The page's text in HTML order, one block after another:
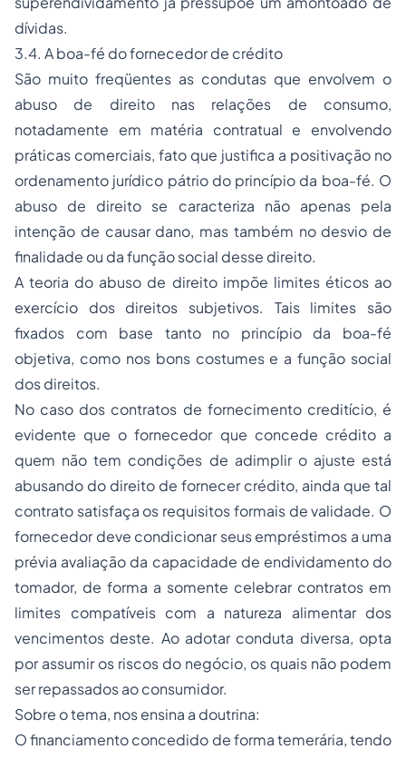
dívidas.
3.4. A boa-fé do fornecedor de crédito
São muito freqüentes as condutas que envolvem o
abuso de direito nas relações de consumo,
notadamente em matéria contratual e envolvendo
práticas comerciais, fato que justifica a positivação no
ordenamento jurídico pátrio do princípio da boa-fé. O
abuso de direito se caracteriza não apenas pela
intenção de causar dano, mas também no desvio de
finalidade ou da função social desse direito.
A teoria do abuso de direito impõe limites éticos ao
exercício dos direitos subjetivos. Tais limites são
fixados com base tanto no princípio da boa-fé
objetiva, como nos bons costumes e a função social
dos direitos.
No caso dos contratos de fornecimento creditício, é
evidente que o fornecedor que concede crédito a
quem não tem condições de adimplir o ajuste está
abusando do direito de fornecer crédito, ainda que tal
contrato satisfaça os requisitos formais de validade. O
fornecedor deve condicionar seus empréstimos a uma
prévia avaliação da capacidade de endividamento do
tomador, de forma a somente celebrar contratos em
limites compatíveis com a natureza alimentar dos
vencimentos deste. Ao adotar conduta diversa, opta
por assumir os riscos do negócio, os quais não podem
ser repassados ao consumidor.
Sobre o tema, nos ensina a doutrina:
O financiamento concedido de forma temerária, tendo